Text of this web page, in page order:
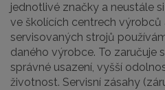
jednotlivé značky a neustále
ve školících centrech
servisovaných strojů
daného výrobce. To zaručuje
správné usazení, vyšší
životnost. Servisní zásahy